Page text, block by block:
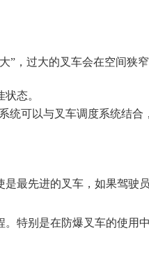
”，过大的叉车会在空间狭
态。
统可以与叉车调度系统结合
最先进的叉车，如果驾驶
特别是在防爆叉车的使用